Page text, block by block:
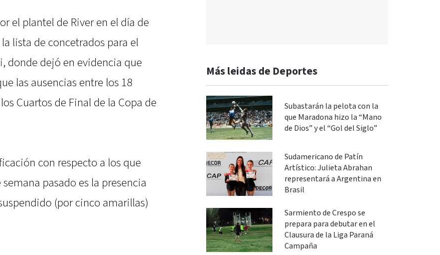
el plantel de River en el día de
lista de concetrados para el
donde dejó en evidencia que
las ausencias entre los 18
Cuartos de Final de la Copa de
con respecto a los que
pasado es la presencia
(por cinco amarillas)
Más leidas de Deportes
Subastarán la pelota con la
que Maradona hizo la “Mano
de Dios” y el “Gol del Siglo”
Sudamericano de Patín
Artístico: Julieta Abrahan
representará a Argentina en
Brasil
Sarmiento de Crespo se
prepara para debutar en el
Clausura de la Liga Paraná
Campaña